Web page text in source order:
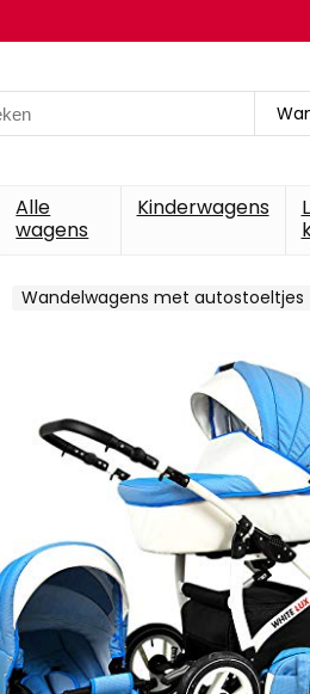
Alle
wagens
Kinderwagens
Wandelwagens met autostoeltjes